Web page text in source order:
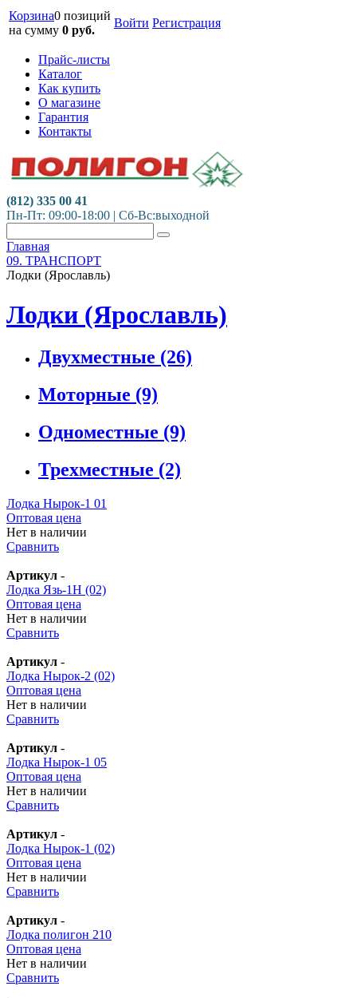
Корзина0 позиций
на сумму 0 руб.
Войти Регистрация
Прайс-листы
Каталог
Как купить
О магазине
Гарантия
Контакты
(812) 335 00 41
Пн-Пт: 09:00-18:00 | Сб-Вс:выходной
Главная
09. ТРАНСПОРТ
Лодки (Ярославль)
Лодки (Ярославль)
Двухместные (26)
Моторные (9)
Одноместные (9)
Трехместные (2)
Лодка Нырок-1 01
Оптовая цена
Нет в наличии
Сравнить
Артикул -
Лодка Язь-1Н (02)
Оптовая цена
Нет в наличии
Сравнить
Артикул -
Лодка Нырок-2 (02)
Оптовая цена
Нет в наличии
Сравнить
Артикул -
Лодка Нырок-1 05
Оптовая цена
Нет в наличии
Сравнить
Артикул -
Лодка Нырок-1 (02)
Оптовая цена
Нет в наличии
Сравнить
Артикул -
Лодка полигон 210
Оптовая цена
Нет в наличии
Сравнить